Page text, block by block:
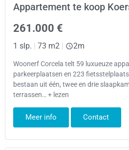
Appartement te koop
261.000 €
1 slp. | 73 m2 | 2m
Woonerf Corcela telt 59 luxueuze
parkeerplaatsen en 223
bestaan uit één, twee en drie
terrassen… + lezen
Meer info Contact